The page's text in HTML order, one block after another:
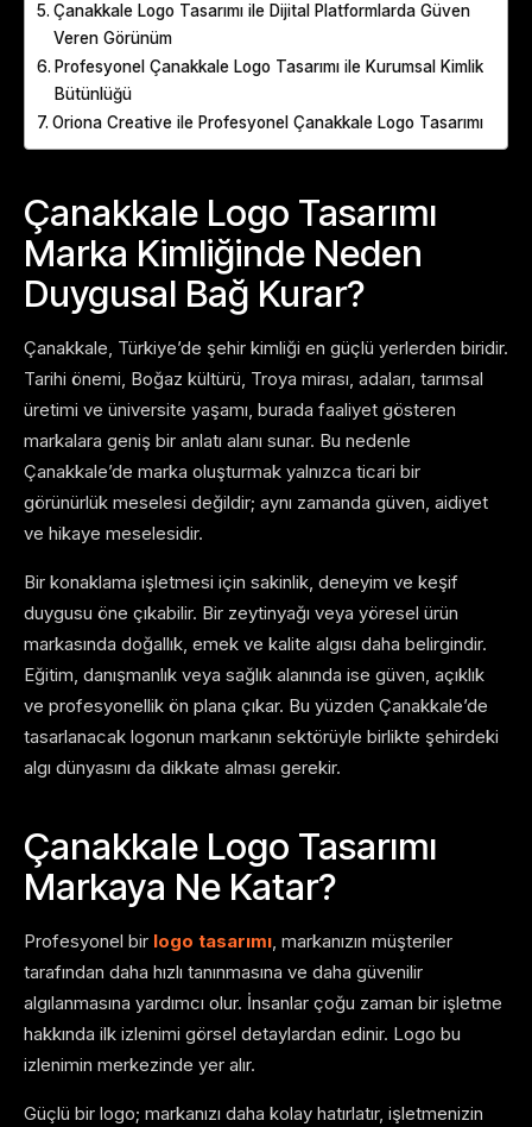
Çanakkale Logo Tasarımı ile Dijital Platformlarda Güven
Veren Görünüm
Profesyonel Çanakkale Logo Tasarımı ile Kurumsal Kimlik
Bütünlüğü
Oriona Creative ile Profesyonel Çanakkale Logo Tasarımı
Çanakkale Logo Tasarımı
Marka Kimliğinde Neden
Duygusal Bağ Kurar?
Çanakkale, Türkiye’de şehir kimliği en güçlü yerlerden biridir.
Tarihi önemi, Boğaz kültürü, Troya mirası, adaları, tarımsal
üretimi ve üniversite yaşamı, burada faaliyet gösteren
markalara geniş bir anlatı alanı sunar. Bu nedenle
Çanakkale’de marka oluşturmak yalnızca ticari bir
görünürlük meselesi değildir; aynı zamanda güven, aidiyet
ve hikaye meselesidir.
Bir konaklama işletmesi için sakinlik, deneyim ve keşif
duygusu öne çıkabilir. Bir zeytinyağı veya yöresel ürün
markasında doğallık, emek ve kalite algısı daha belirgindir.
Eğitim, danışmanlık veya sağlık alanında ise güven, açıklık
ve profesyonellik ön plana çıkar. Bu yüzden Çanakkale’de
tasarlanacak logonun markanın sektörüyle birlikte şehirdeki
algı dünyasını da dikkate alması gerekir.
Çanakkale Logo Tasarımı
Markaya Ne Katar?
Profesyonel bir logo tasarımı, markanızın müşteriler
tarafından daha hızlı tanınmasına ve daha güvenilir
algılanmasına yardımcı olur. İnsanlar çoğu zaman bir işletme
hakkında ilk izlenimi görsel detaylardan edinir. Logo bu
izlenimin merkezinde yer alır.
Güçlü bir logo; markanızı daha kolay hatırlatır, işletmenizin